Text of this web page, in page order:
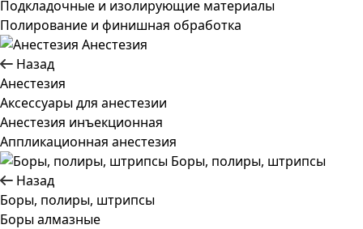
Подкладочные и изолирующие материалы
Полирование и финишная обработка
Анестезия
Назад
Анестезия
Аксессуары для анестезии
Анестезия инъекционная
Аппликационная анестезия
Боры, полиры, штрипсы
Назад
Боры, полиры, штрипсы
Боры алмазные